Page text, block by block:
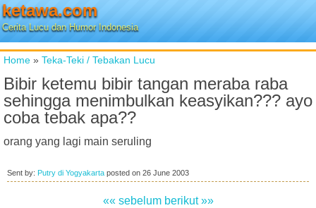
ketawa.com
Cerita Lucu dan Humor Indonesia
Home » Teka-Teki / Tebakan Lucu
Bibir ketemu bibir tangan meraba raba
sehingga menimbulkan keasyikan??? ayo
coba tebak apa??
orang yang lagi main seruling
Sent by: Putry di Yogyakarta posted on 26 June 2003
«« sebelum berikut »»